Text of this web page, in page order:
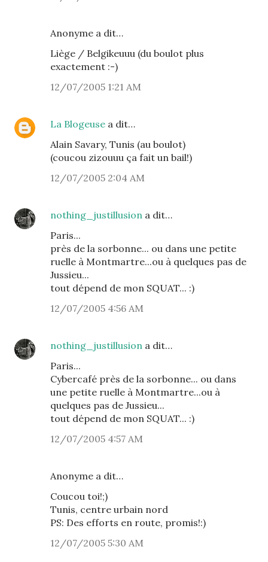
Anonyme a dit…
Liège / Belgikeuuu (du boulot plus
exactement :-)
12/07/2005 1:21 AM
La Blogeuse a dit…
Alain Savary, Tunis (au boulot)
(coucou zizouuu ça fait un bail!)
12/07/2005 2:04 AM
nothing_justillusion a dit…
Paris...
près de la sorbonne... ou dans une petite
ruelle à Montmartre...ou à quelques pas de
Jussieu...
tout dépend de mon SQUAT... :)
12/07/2005 4:56 AM
nothing_justillusion a dit…
Paris...
Cybercafé près de la sorbonne... ou dans
une petite ruelle à Montmartre...ou à
quelques pas de Jussieu...
tout dépend de mon SQUAT... :)
12/07/2005 4:57 AM
Anonyme a dit…
Coucou toi!;)
Tunis, centre urbain nord
PS: Des efforts en route, promis!:)
12/07/2005 5:30 AM